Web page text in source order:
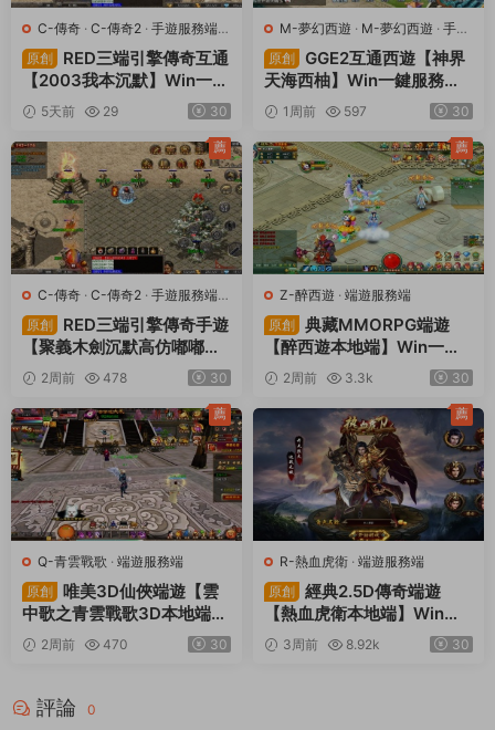
C-傳奇 · C-傳奇2 · 手遊服務端·
端遊服務端
原創
RED三端引擎傳奇互通
【2003我本沉默】Win一鍵
服務端+安卓蘋果PC三端
+視頻架設教程
5天前 29 30
M-夢幻西遊 · M-夢幻西遊 · 手遊
服務端
端遊服務端
原創
GGE2互通西遊【神界
天海西柚】Win一鍵服務端
+安卓蘋果PC三端+内置GM
工具+全套源碼+視頻架設教
程
1周前 597 30
C-傳奇 · C-傳奇2 · 手遊服務端·
端遊服務端
原創
RED三端引擎傳奇手遊
【聚義木劍沉默高仿嘟嘟沉
默】Win一鍵服務端+安卓蘋
果PC三端+視頻架設教程
2周前 478 30
薦
Z-醉西遊 · 端遊服務端
原創
典藏MMORPG端遊
【醉西遊本地端】Win一鍵
服務端+PC客戶端+GM後台
+視頻架設教程
2周前 3.3k 30
薦
Q-青雲戰歌 · 端遊服務端
原創
唯美3D仙俠端遊【雲
中歌之青雲戰歌3D本地端】
Win一鍵服務端+PC客戶端+
GM工具+視頻架設教程
2周前 470 30
薦
R-熱血虎衛 · 端遊服務端
原創
經典2.5D傳奇端遊
【熱血虎衛本地端】Win一
鍵服務端+PC客戶端+視頻
架設教程
3周前 8.92k 30
薦
評論 0